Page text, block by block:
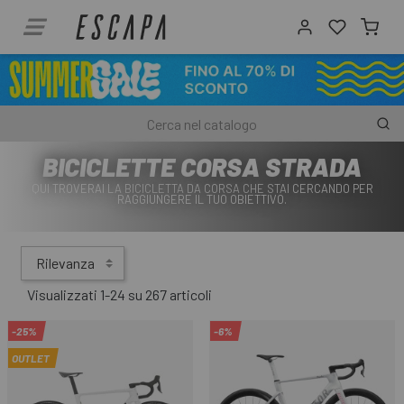
BICICLETTE CORSA STRADA
QUI TROVERAI LA BICICLETTA DA CORSA CHE STAI CERCANDO PER
RAGGIUNGERE IL TUO OBIETTIVO.
Rilevanza
Visualizzati 1-24 su 267 articoli
-25%
OUTLET
-6%